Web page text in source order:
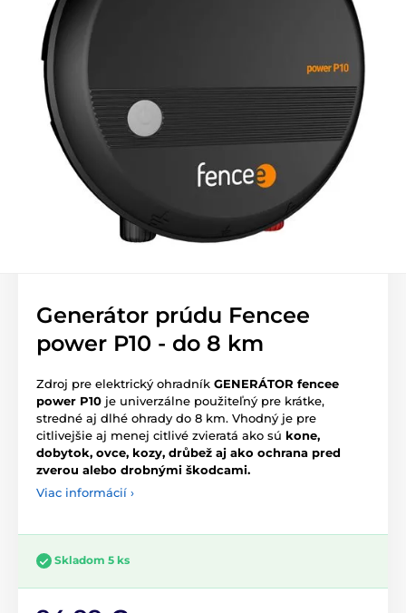
Generátor prúdu Fencee
power P10 - do 8 km
Zdroj pre elektrický ohradník GENERÁTOR fencee
power P10 je univerzálne použiteľný pre krátke,
stredné aj dlhé ohrady do 8 km. Vhodný je pre
citlivejšie aj menej citlivé zvieratá ako sú kone,
dobytok, ovce, kozy, drůbež aj ako ochrana pred
zverou alebo drobnými škodcami.
Viac informácií ›
Skladom 5 ks